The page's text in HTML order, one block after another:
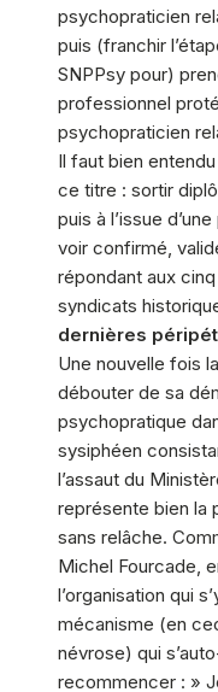
psychopraticien
puis (franchir
SNPPsy pour)
professionnel
psychopraticien
Il faut bien
ce titre : sortir
puis à l’issue
voir confirmé,
répondant aux
syndicats
dernières
Une nouvelle fois
débouter de sa
psychopratique
sysiphéen
l’assaut du
représente bien la
sans relâche.
Michel Fourcade,
l’organisation qui
mécanisme (en
névrose) qui
recommencer : »